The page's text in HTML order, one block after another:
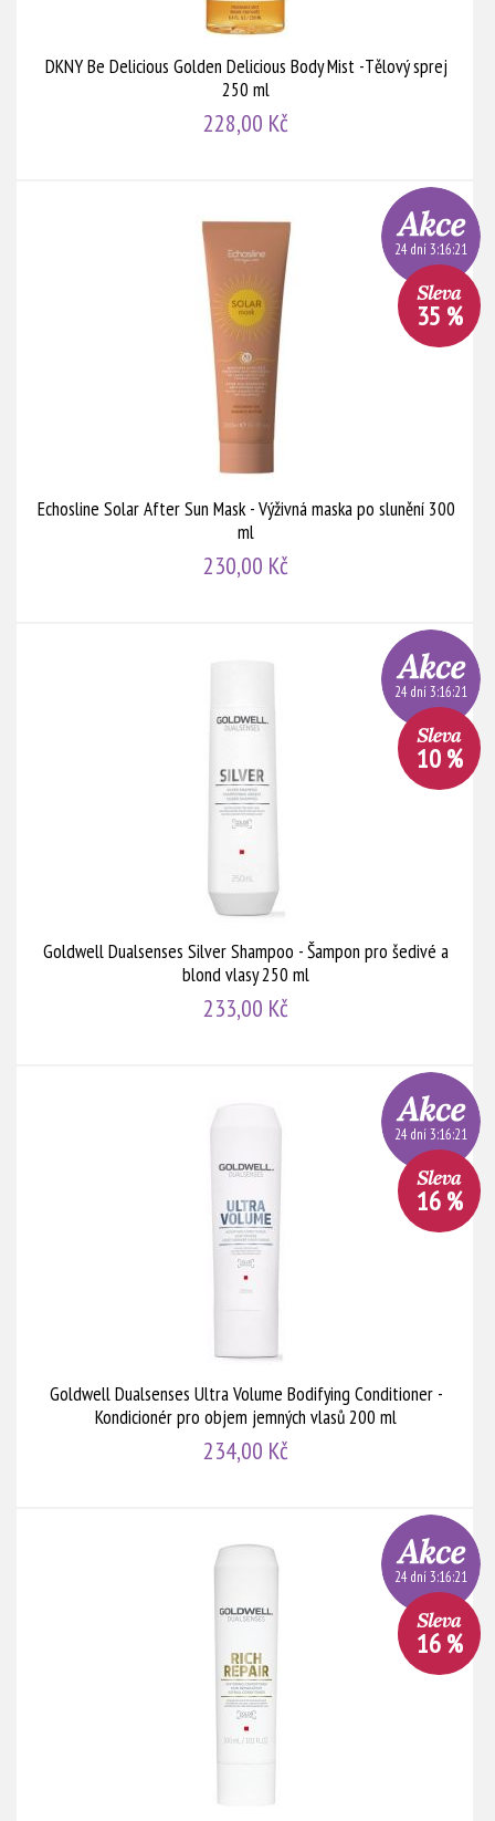
DKNY Be Delicious Golden Delicious Body Mist -Tělový sprej
250 ml
228,00 Kč
Echosline Solar After Sun Mask - Výživná maska po slunění 300
ml
230,00 Kč
24 dní 3:16:20
35 %
Goldwell Dualsenses Silver Shampoo - Šampon pro šedivé a
blond vlasy 250 ml
233,00 Kč
24 dní 3:16:20
10 %
Goldwell Dualsenses Ultra Volume Bodifying Conditioner -
Kondicionér pro objem jemných vlasů 200 ml
234,00 Kč
24 dní 3:16:20
16 %
24 dní 3:16:20
16 %